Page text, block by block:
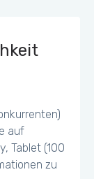
auf
Tablet (100
zu